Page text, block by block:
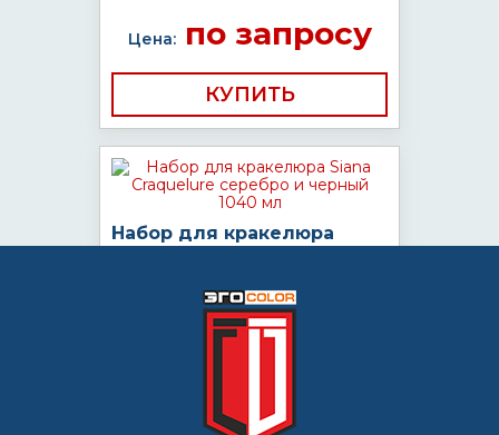
Цена:по запросу
КУПИТЬ
Набор для кракелюра
от779